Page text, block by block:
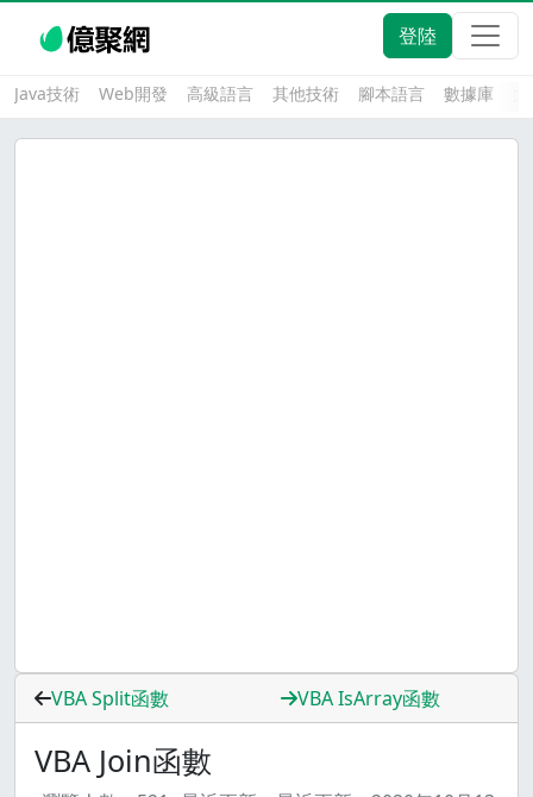
登陸
Java技術 Web開發 高級語言 其他技術 腳本語言 數據庫
VBA Split函數 VBA IsArray函數
VBA Join函數